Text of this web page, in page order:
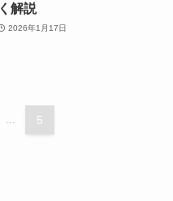
く解説
2026年1月17日
5